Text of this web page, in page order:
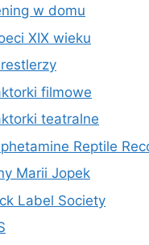
w domu
XIX wieku
filmowe
teatralne
Reptile
Marii Jopek
Label Society